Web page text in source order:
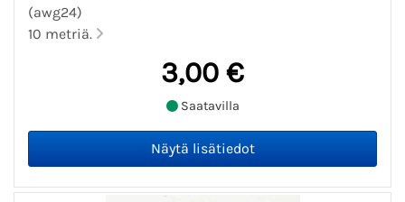
(awg24)
10 metriä.
3,00 €
Saatavilla